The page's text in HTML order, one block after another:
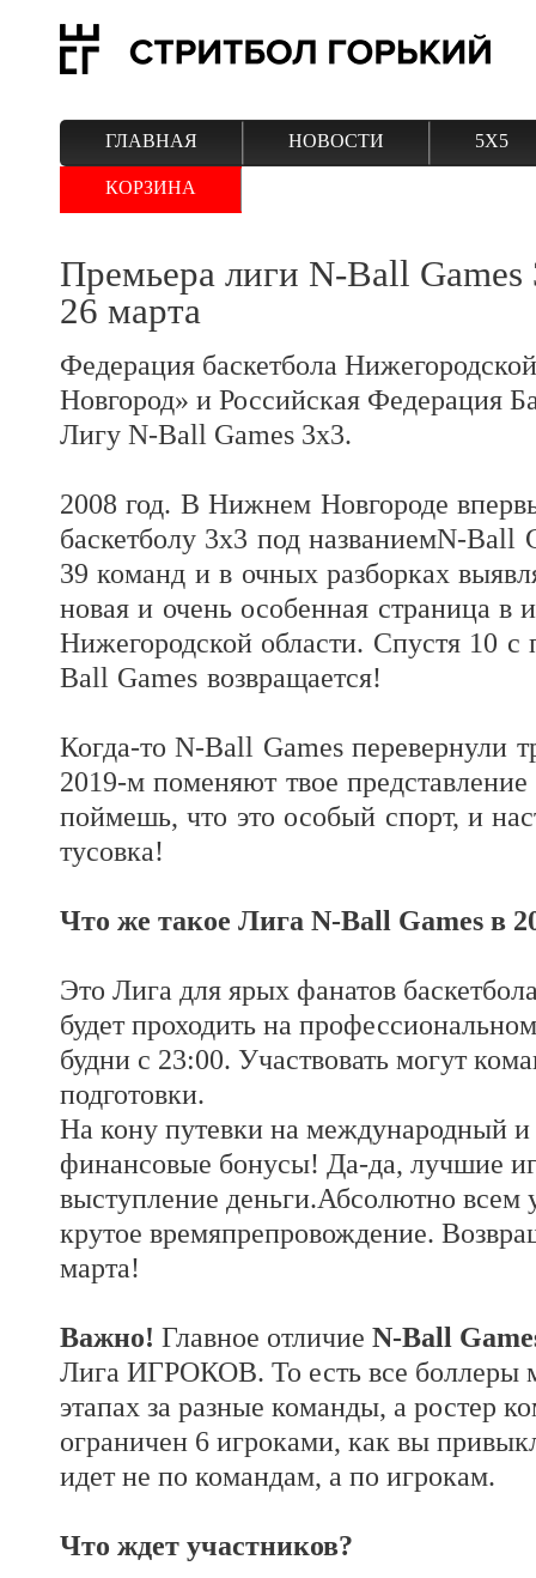
ГЛАВНАЯ НОВОСТИ 5Х5
КОРЗИНА
Премьера лиги N-Ball Games
26 марта
Федерация баскетбола
Новгород» и Российская Федерация
Лигу N-Ball Games 3х3.
2008 год. В Нижнем Новгороде
баскетболу 3х3 под названиемN-Ball
39 команд и в очных разборках
новая и очень особенная страница в
Нижегородской области. Спустя 10 с
Ball Games возвращается!
Когда-то N-Ball Games перевернули
2019-м поменяют твое
поймешь, что это особый спорт, и
тусовка!
Что же такое Лига N-Ball Games в
Это Лига для ярых фанатов
будет проходить на
будни с 23:00. Участвовать могут
подготовки.
На кону путевки на международный
финансовые бонусы! Да-да, лучшие
выступление деньги.Абсолютно всем
крутое времяпрепровождение.
марта!
Важно! Главное отличие N-Ball
Лига ИГРОКОВ. То есть все боллеры
этапах за разные команды, а ростер
ограничен 6 игроками, как вы
идет не по командам, а по игрокам.
Что ждет участников?